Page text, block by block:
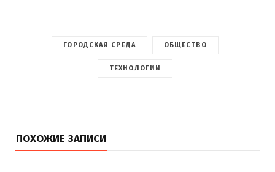
ГОРОДСКАЯ СРЕДА ОБЩЕСТВО
ТЕХНОЛОГИИ
ПОХОЖИЕ ЗАПИСИ